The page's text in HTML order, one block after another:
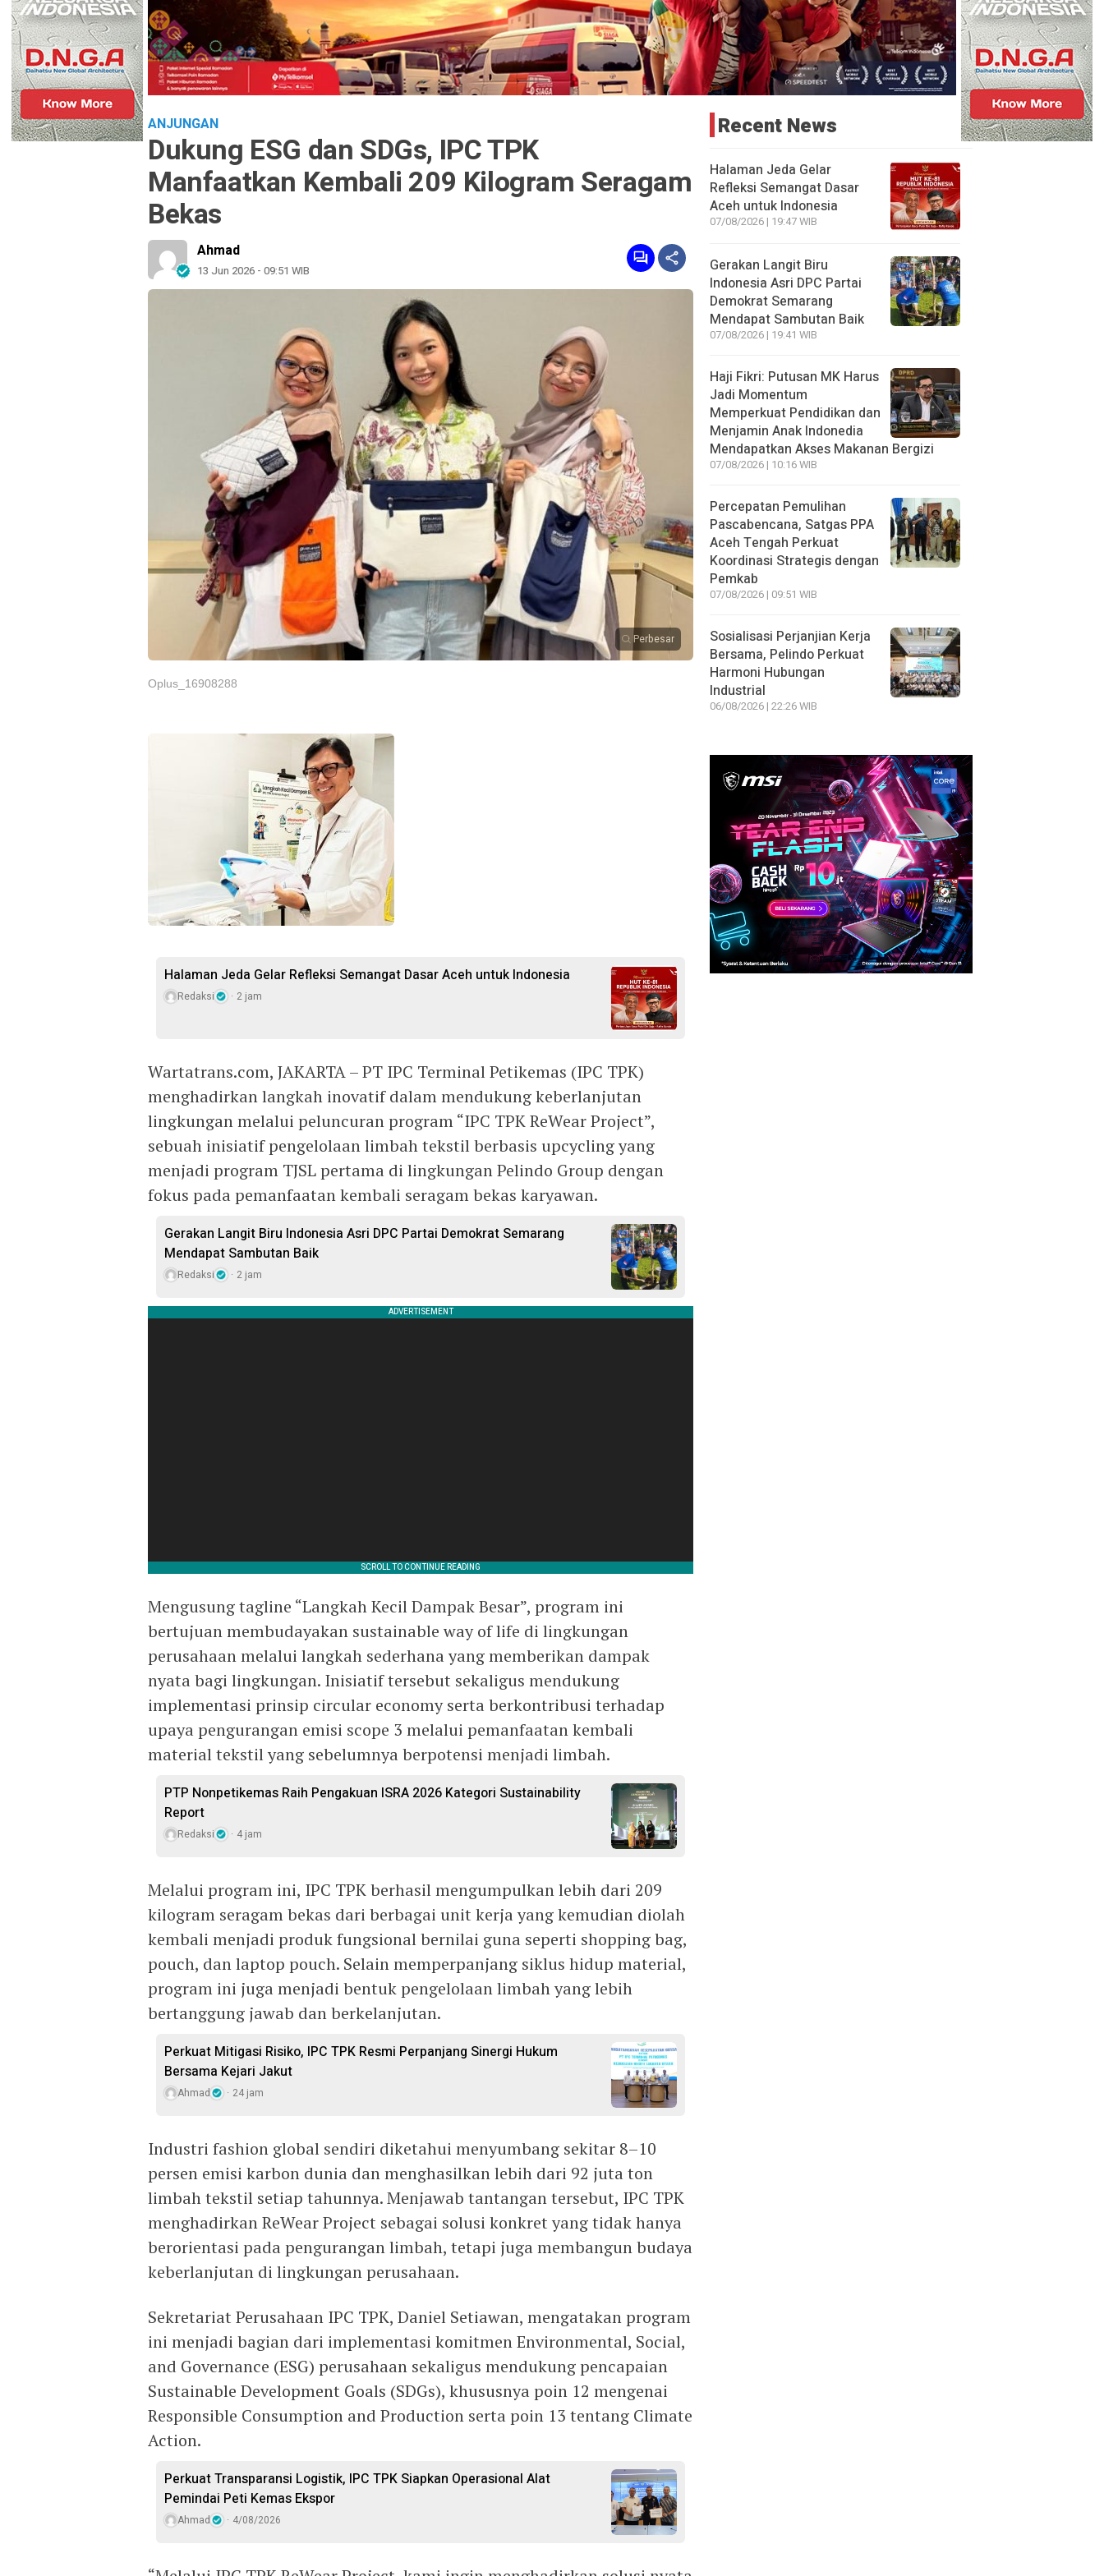
ANJUNGAN
Dukung ESG dan SDGs, IPC TPK
Manfaatkan Kembali 209 Kilogram Seragam
Bekas
Ahmad
13 Jun 2026 - 09:51 WIB
Perbesar
Oplus_16908288
Halaman Jeda Gelar Refleksi Semangat Dasar Aceh untuk Indonesia
Redaksi 2 jam
Wartatrans.com, JAKARTA – PT IPC Terminal Petikemas (IPC TPK)
menghadirkan langkah inovatif dalam mendukung keberlanjutan
lingkungan melalui peluncuran program “IPC TPK ReWear Project”,
sebuah inisiatif pengelolaan limbah tekstil berbasis upcycling yang
menjadi program TJSL pertama di lingkungan Pelindo Group dengan
fokus pada pemanfaatan kembali seragam bekas karyawan.
Gerakan Langit Biru Indonesia Asri DPC Partai Demokrat Semarang
Mendapat Sambutan Baik
Redaksi 2 jam
Mengusung tagline “Langkah Kecil Dampak Besar”, program ini
bertujuan membudayakan sustainable way of life di lingkungan
perusahaan melalui langkah sederhana yang memberikan dampak
nyata bagi lingkungan. Inisiatif tersebut sekaligus mendukung
implementasi prinsip circular economy serta berkontribusi terhadap
upaya pengurangan emisi scope 3 melalui pemanfaatan kembali
material tekstil yang sebelumnya berpotensi menjadi limbah.
PTP Nonpetikemas Raih Pengakuan ISRA 2026 Kategori Sustainability
Report
Redaksi 4 jam
Melalui program ini, IPC TPK berhasil mengumpulkan lebih dari 209
kilogram seragam bekas dari berbagai unit kerja yang kemudian diolah
kembali menjadi produk fungsional bernilai guna seperti shopping bag,
pouch, dan laptop pouch. Selain memperpanjang siklus hidup material,
program ini juga menjadi bentuk pengelolaan limbah yang lebih
bertanggung jawab dan berkelanjutan.
Perkuat Mitigasi Risiko, IPC TPK Resmi Perpanjang Sinergi Hukum
Bersama Kejari Jakut
Ahmad 24 jam
Industri fashion global sendiri diketahui menyumbang sekitar 8–10
persen emisi karbon dunia dan menghasilkan lebih dari 92 juta ton
limbah tekstil setiap tahunnya. Menjawab tantangan tersebut, IPC TPK
menghadirkan ReWear Project sebagai solusi konkret yang tidak hanya
berorientasi pada pengurangan limbah, tetapi juga membangun budaya
keberlanjutan di lingkungan perusahaan.
Sekretariat Perusahaan IPC TPK, Daniel Setiawan, mengatakan program
ini menjadi bagian dari implementasi komitmen Environmental, Social,
and Governance (ESG) perusahaan sekaligus mendukung pencapaian
Sustainable Development Goals (SDGs), khususnya poin 12 mengenai
Responsible Consumption and Production serta poin 13 tentang Climate
Action.
Perkuat Transparansi Logistik, IPC TPK Siapkan Operasional Alat
Pemindai Peti Kemas Ekspor
Ahmad 4/08/2026
Recent News
Halaman Jeda Gelar
Refleksi Semangat Dasar
Aceh untuk Indonesia
07/08/2026 | 19:47 WIB
Gerakan Langit Biru
Indonesia Asri DPC Partai
Demokrat Semarang
Mendapat Sambutan Baik
07/08/2026 | 19:41 WIB
Haji Fikri: Putusan MK Harus
Jadi Momentum
Memperkuat Pendidikan dan
Menjamin Anak Indonedia
Mendapatkan Akses Makanan Bergizi
07/08/2026 | 10:16 WIB
Percepatan Pemulihan
Pascabencana, Satgas PPA
Aceh Tengah Perkuat
Koordinasi Strategis dengan
Pemkab
07/08/2026 | 09:51 WIB
Sosialisasi Perjanjian Kerja
Bersama, Pelindo Perkuat
Harmoni Hubungan
Industrial
06/08/2026 | 22:26 WIB